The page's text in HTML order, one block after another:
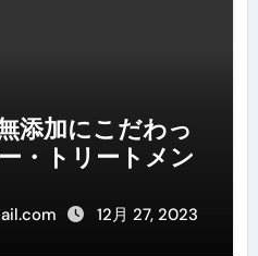
添加にこだわっ
・トリートメン
12月 27, 2023